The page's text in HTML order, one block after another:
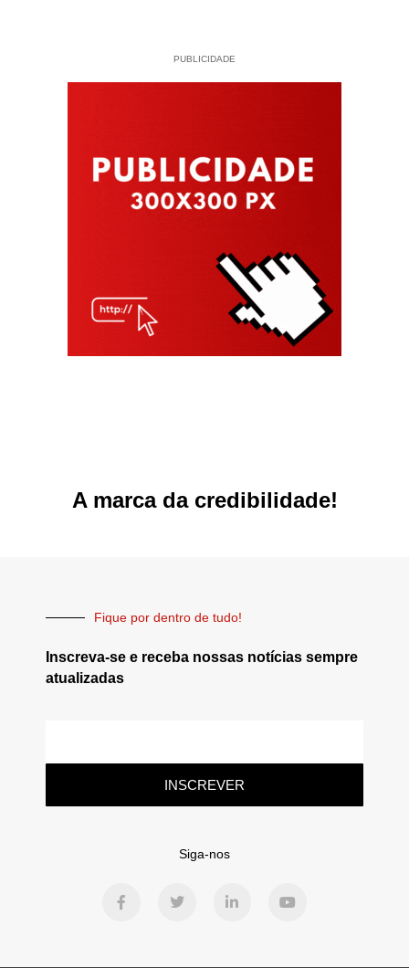
PUBLICIDADE
A marca da credibilidade!
Fique por dentro de tudo!
Inscreva-se e receba nossas notícias sempre
atualizadas
INSCREVER
Siga-nos